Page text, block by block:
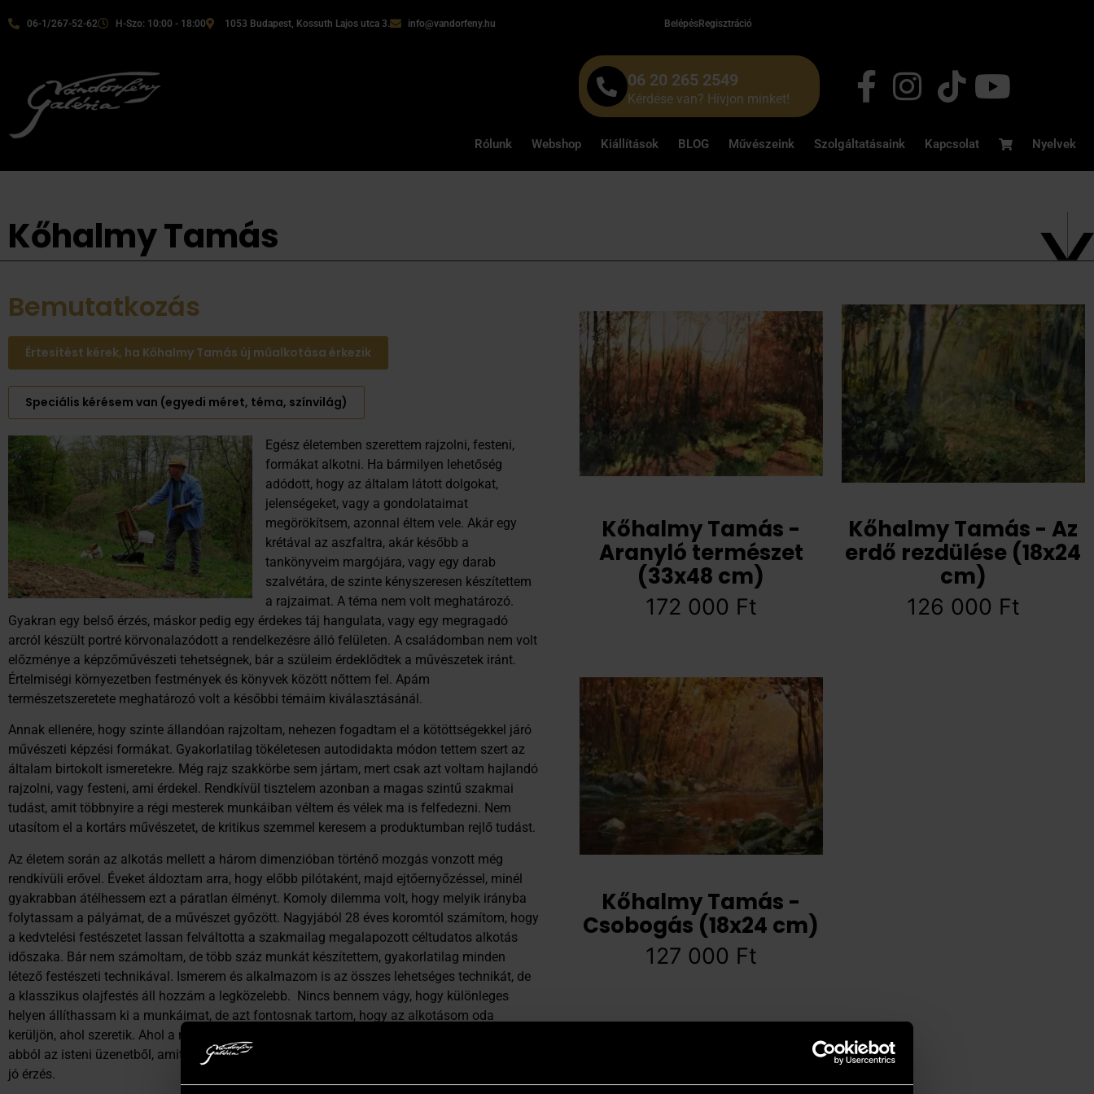
06-1/267-52-62 H-Szo: 10:00 - 18:00 1053 Budapest, Kossuth Lajos utca 3. info@vandorfeny.hu BelépésRegisztráció
06 20 265 2549
Kérdése van? Hívjon minket!
Rólunk Webshop Kiállítások BLOG Művészeink Szolgáltatásaink Kapcsolat Nyelvek
Kőhalmy Tamás
Bemutatkozás
Értesítést kérek, ha Kőhalmy Tamás új műalkotása érkezik
Speciális kérésem van (egyedi méret, téma, színvilág)
Egész életemben szerettem rajzolni, festeni,
formákat alkotni. Ha bármilyen lehetőség
adódott, hogy az általam látott dolgokat,
jelenségeket, vagy a gondolataimat
megörökítsem, azonnal éltem vele. Akár egy
krétával az aszfaltra, akár később a
tankönyveim margójára, vagy egy darab
szalvétára, de szinte kényszeresen készítettem
a rajzaimat. A téma nem volt meghatározó.
Gyakran egy belső érzés, máskor pedig egy érdekes táj hangulata, vagy egy megragadó
arcról készült portré körvonalazódott a rendelkezésre álló felületen. A családomban nem volt
előzménye a képzőművészeti tehetségnek, bár a szüleim érdeklődtek a művészetek iránt.
Értelmiségi környezetben festmények és könyvek között nőttem fel. Apám
természetszeretete meghatározó volt a későbbi témáim kiválasztásánál.
Annak ellenére, hogy szinte állandóan rajzoltam, nehezen fogadtam el a kötöttségekkel járó
művészeti képzési formákat. Gyakorlatilag tökéletesen autodidakta módon tettem szert az
általam birtokolt ismeretekre. Még rajz szakkörbe sem jártam, mert csak azt voltam hajlandó
rajzolni, vagy festeni, ami érdekel. Rendkívül tisztelem azonban a magas szintű szakmai
tudást, amit többnyire a régi mesterek munkáiban véltem és vélek ma is felfedezni. Nem
utasítom el a kortárs művészetet, de kritikus szemmel keresem a produktumban rejlő tudást.
Az életem során az alkotás mellett a három dimenzióban történő mozgás vonzott még
rendkívüli erővel. Éveket áldoztam arra, hogy előbb pilótaként, majd ejtőernyőzéssel, minél
gyakrabban átélhessem ezt a páratlan élményt. Komoly dilemma volt, hogy melyik irányba
folytassam a pályámat, de a művészet győzött. Nagyjából 28 éves koromtól számítom, hogy
a kedvtelési festészetet lassan felváltotta a szakmailag megalapozott céltudatos alkotás
időszaka. Bár nem számoltam, de több száz munkát készítettem, gyakorlatilag minden
létező festészeti technikával. Ismerem és alkalmazom is az összes lehetséges technikát, de
a klasszikus olajfestés áll hozzám a legközelebb. Nincs bennem vágy, hogy különleges
helyen állíthassam ki a munkáimat, de azt fontosnak tartom, hogy az alkotásom oda
kerüljön, ahol szeretik. Ahol a műértő, vagy gyűjtő a műtárgyon keresztül érzékel valamit
abból az isteni üzenetből, amit szándékom szerint rögzítettem. A közös rezonancia nagyon
jó érzés.
Kőhalmy Tamás -
Aranyló természet
(33x48 cm)
172 000 Ft
Kőhalmy Tamás - Az
erdő rezdülése (18x24
cm)
126 000 Ft
Kőhalmy Tamás -
Csobogás (18x24 cm)
127 000 Ft